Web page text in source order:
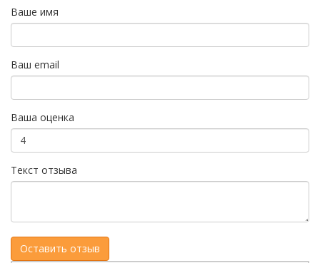
Ваше имя
Ваш email
Ваша оценка
Текст отзыва